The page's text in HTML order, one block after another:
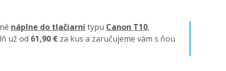
náplne do tlačiarnítypu Canon T10,
už od 61,90 € za kus a zaručujeme vám s ňou